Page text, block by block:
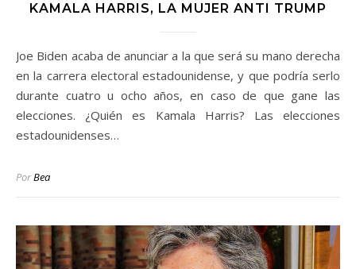
KAMALA HARRIS, LA MUJER ANTI TRUMP
Joe Biden acaba de anunciar a la que será su mano derecha
en la carrera electoral estadounidense, y que podría serlo
durante cuatro u ocho años, en caso de que gane las
elecciones. ¿Quién es Kamala Harris? Las elecciones
estadounidenses…
PorBea